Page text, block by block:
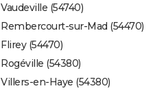
Vaudeville (54740)
Rembercourt-sur-Mad (54470)
Flirey (54470)
Rogéville (54380)
Villers-en-Haye (54380)